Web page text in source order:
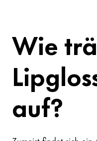
Wie
auf?